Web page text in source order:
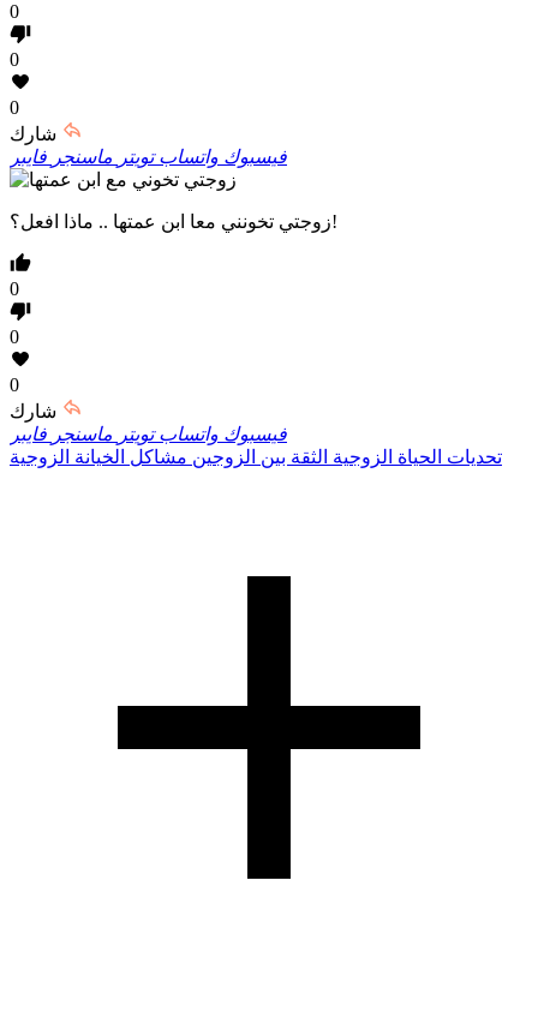
0
0
0
فيسبوك واتساب تويتر ماسنجر فايبر
زوجتي تخونني معا ابن عمتها .. ماذا افعل؟!
0
0
0
فيسبوك واتساب تويتر ماسنجر فايبر
تحديات الحياة الزوجية الثقة بين الزوجين مشاكل الخيانة الزوجية